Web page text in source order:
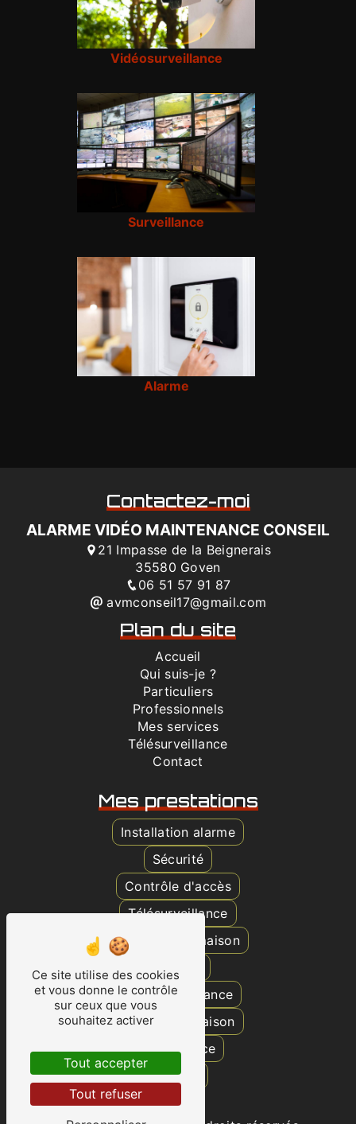
Vidéosurveillance
Surveillance
Alarme
Contactez-moi
ALARME VIDÉO MAINTENANCE CONSEIL
21 Impasse de la Beignerais
35580 Goven
06 51 57 91 87
avmconseil17@gmail.com
Plan du site
Accueil
Qui suis-je ?
Particuliers
Professionnels
Mes services
Télésurveillance
Contact
Mes prestations
Installation alarme
Sécurité
Contrôle d'accès
Télésurveillance
Surveillance maison
Caméra
Vidéosurveillance
Protection maison
Surveillance
Alarme
Ce site utilise des cookies
et vous donne le contrôle
sur ceux que vous
souhaitez activer
Tout accepter
Tout refuser